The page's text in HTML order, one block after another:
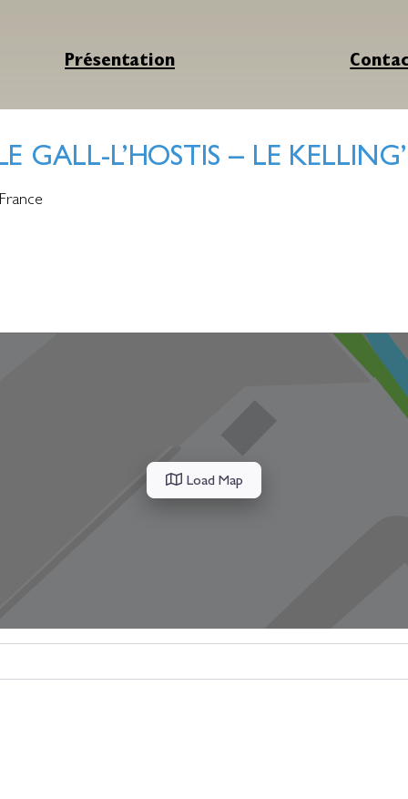
Présentation
GALL-L’HOSTIS – LE
France
Load Map